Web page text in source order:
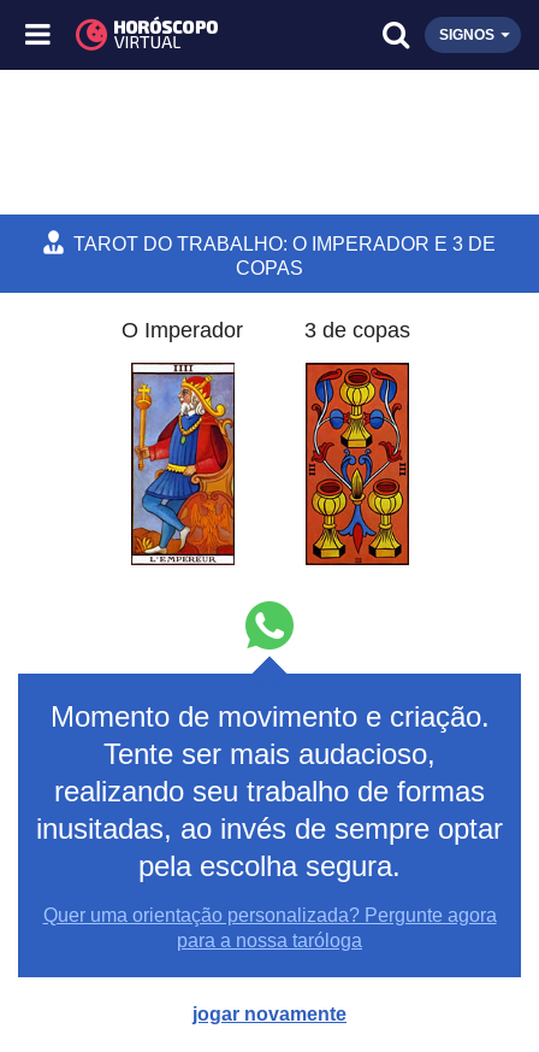
SIGNOS
TAROT DO TRABALHO: O IMPERADOR E 3 DE
COPAS
O Imperador 3 de copas
Momento de movimento e criação.
Tente ser mais audacioso,
realizando seu trabalho de formas
inusitadas, ao invés de sempre optar
pela escolha segura.
Quer uma orientação personalizada? Pergunte agora
para a nossa taróloga
jogar novamente